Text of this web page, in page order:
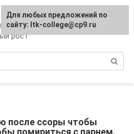
рост
после ссоры чтобы
помириться с парнем.
Для любых предложений по
сайту: ltk-college@cp9.ru